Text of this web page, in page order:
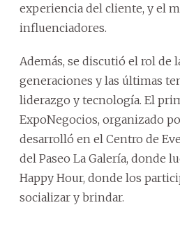
experiencia del cliente, y el
influenciadores.
Además, se discutió el rol de
generaciones y las últimas
liderazgo y tecnología. El
ExpoNegocios, organizado
desarrolló en el Centro de
del Paseo La Galería, donde
Happy Hour, donde los
socializar y brindar.